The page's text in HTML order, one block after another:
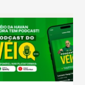
pagamento do 13º
já que o
dos anos recentes.
de 2025, 40% dos
e outros 40%